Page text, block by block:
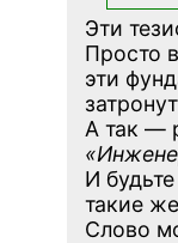
Эти
Просто
эти
А так —
И
такие
Слово